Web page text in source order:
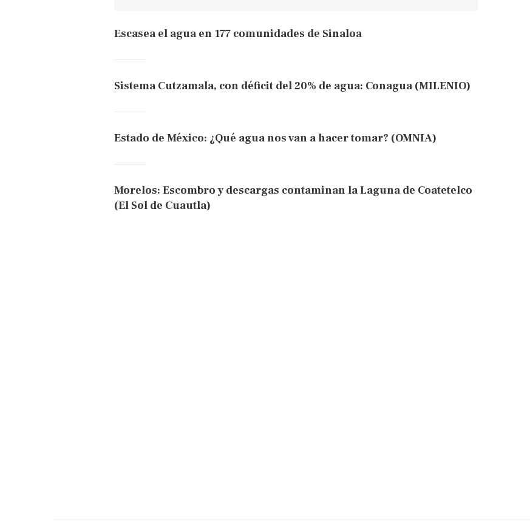
Escasea el agua en 177 comunidades de Sinaloa
Sistema Cutzamala, con déficit del 20% de agua: Conagua (MILENIO)
Estado de México: ¿Qué agua nos van a hacer tomar? (OMNIA)
Morelos: Escombro y descargas contaminan la Laguna de Coatetelco
(El Sol de Cuautla)